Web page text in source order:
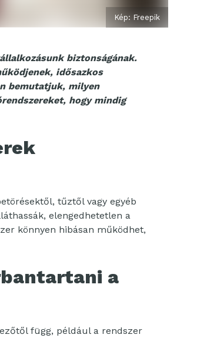
Kép: Freepik
biztonságának.
idősazkos
bemutatjuk, milyen
hogy mindig
tűztől vagy egyéb
elengedhetetlen a
könnyen hibásan működhet,
a
függ, például a rendszer